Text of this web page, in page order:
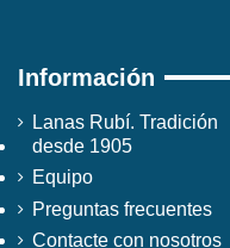
Información
Lanas Rubí. Tradición
desde 1905
Equipo
Preguntas frecuentes
Contacte con nosotros